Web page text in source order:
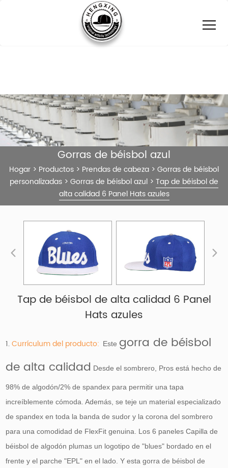
Gorras de béisbol azul
Hogar > Productos > Prendas de cabeza > Gorras de béisbol
personalizadas > Gorras de béisbol azul > Tap de béisbol de
alta calidad 6 Panel Hats azules
Tap de béisbol de alta calidad 6 Panel
Hats azules
1.Currículum del producto: Este gorra de béisbol
de alta calidad Desde el sombrero, Pros está hecho de
98% de algodón/2% de spandex para permitir una tapa
increíblemente cómoda. Además, se teje un material especializado
de spandex en toda la banda de sudor y la corona del sombrero
para una comodidad de FlexFit genuina. Los 6 paneles Capilla de
béisbol de algodón plumas un logotipo de "blues" bordado en el
frente y el parche "EPL" en el lado. Y esta gorra de béisbol de